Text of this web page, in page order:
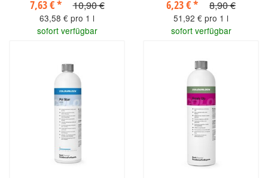
7,63 €* 10,90 €
63,58 € pro 1 l
sofort verfügbar
6,23 €* 8,90 €
51,92 € pro 1 l
sofort verfügbar